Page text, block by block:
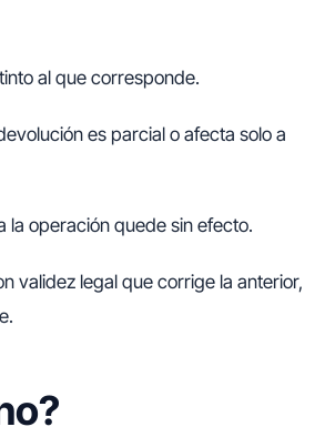
al que corresponde.
es parcial o afecta solo a
la operación quede sin efecto.
validez legal que corrige la anterior,